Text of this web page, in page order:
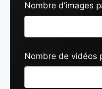
Nombre d’images
Nombre de vidéos